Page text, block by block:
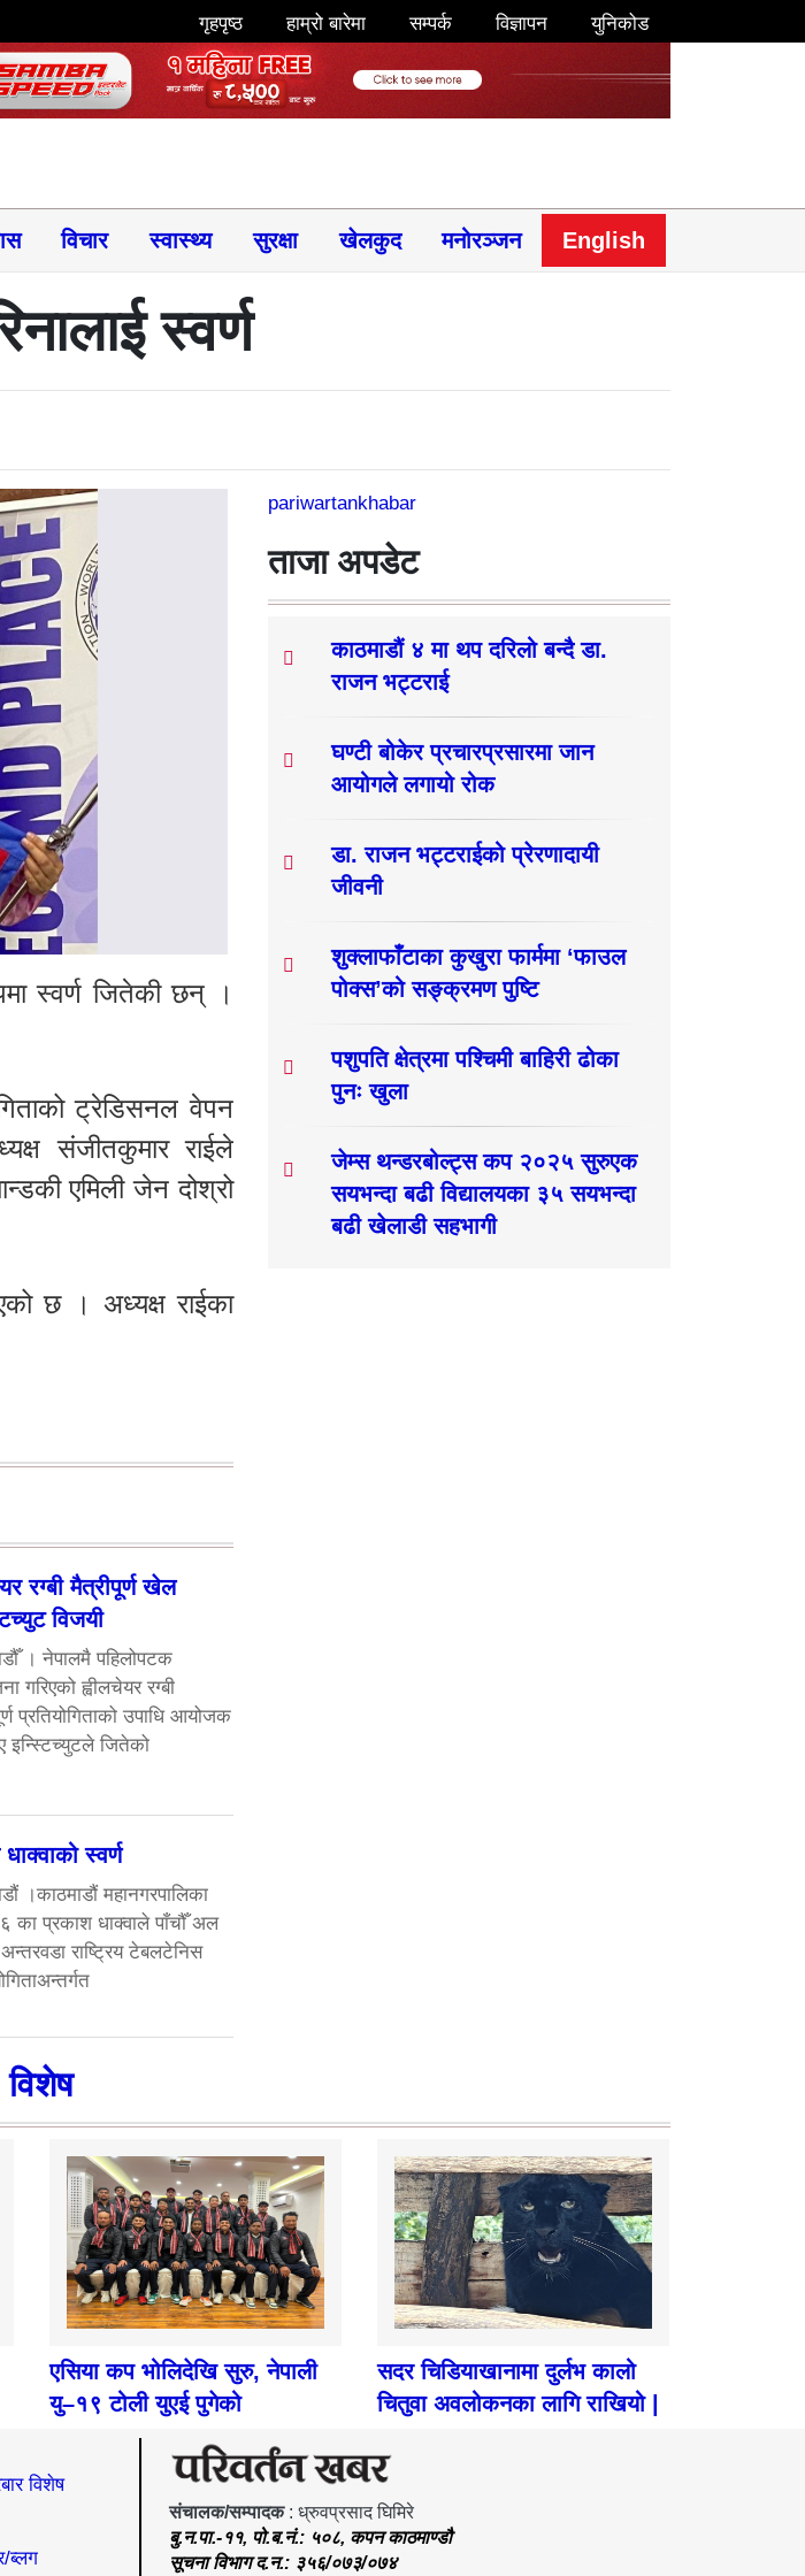
गृहपृष्ठ हाम्रो बारेमा सम्पर्क विज्ञापन युनिकोड
विचार स्वास्थ्य सुरक्षा खेलकुद मनोरञ्जन English
स्वर्ण
स्वर्ण जितेकी छन् ।
ट्रेडिसनल वेपन
संजीतकुमार राईले
एमिली जेन दोश्रो
छ । अध्यक्ष राईका
रग्बी मैत्रीपूर्ण खेल
विजयी
। नेपालमै पहिलोपटक
गरिएको ह्वीलचेयर रग्बी
प्रतियोगिताको उपाधि आयोजक
इन्स्टिच्युटले जितेको
स्वर्ण
।काठमाडौं महानगरपालिका
का प्रकाश धाक्वाले पाँचौँ अल
राष्ट्रिय टेबलटेनिस
pariwartankhabar
ताजा अपडेट
काठमाडौं ४ मा थप दरिलो बन्दै डा.
राजन भट्टराई
घण्टी बोकेर प्रचारप्रसारमा जान
आयोगले लगायो रोक
डा. राजन भट्टराईको प्रेरणादायी
जीवनी
शुक्लाफाँटाका कुखुरा फार्ममा ‘फाउल
पोक्स’को सङ्क्रमण पुष्टि
पशुपति क्षेत्रमा पश्चिमी बाहिरी ढोका
पुनः खुला
जेम्स थन्डरबोल्ट्स कप २०२५ सुरुएक
सयभन्दा बढी विद्यालयका ३५ सयभन्दा
बढी खेलाडी सहभागी
विशेष
एसिया कप भोलिदेखि सुरु, नेपाली
यु–१९ टोली युएई पुगेको
सदर चिडियाखानामा दुर्लभ कालो
चितुवा अवलोकनका लागि राखियो |
विशेष
ब्लग
संचालक/सम्पादक: ध्रुवप्रसाद घिमिरे
बु.न.पा.-११, पो.ब.नं.: ५०८, कपन काठमाण्डौ
सूचना विभाग द.न.: ३५६/०७३/०७४